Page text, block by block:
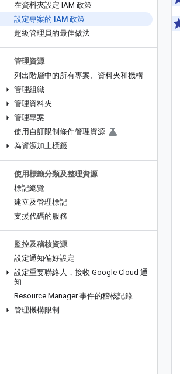
在資料夾設定 IAM 政策
設定專案的 IAM 政策
超級管理員的最佳做法
管理資源
列出階層中的所有專案、資料夾和機構
管理組織
管理資料夾
管理專案
使用自訂限制條件管理資源
為資源加上標籤
使用標籤分類及整理資源
標記總覽
建立及管理標記
支援代碼的服務
監控及稽核資源
設定通知偏好設定
設定重要聯絡人，接收 Google Cloud 通
知
Resource Manager 事件的稽核記錄
管理機構限制